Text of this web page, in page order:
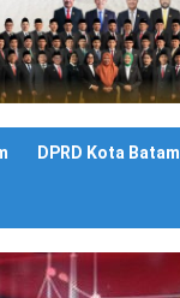
DPRD Kota Batam